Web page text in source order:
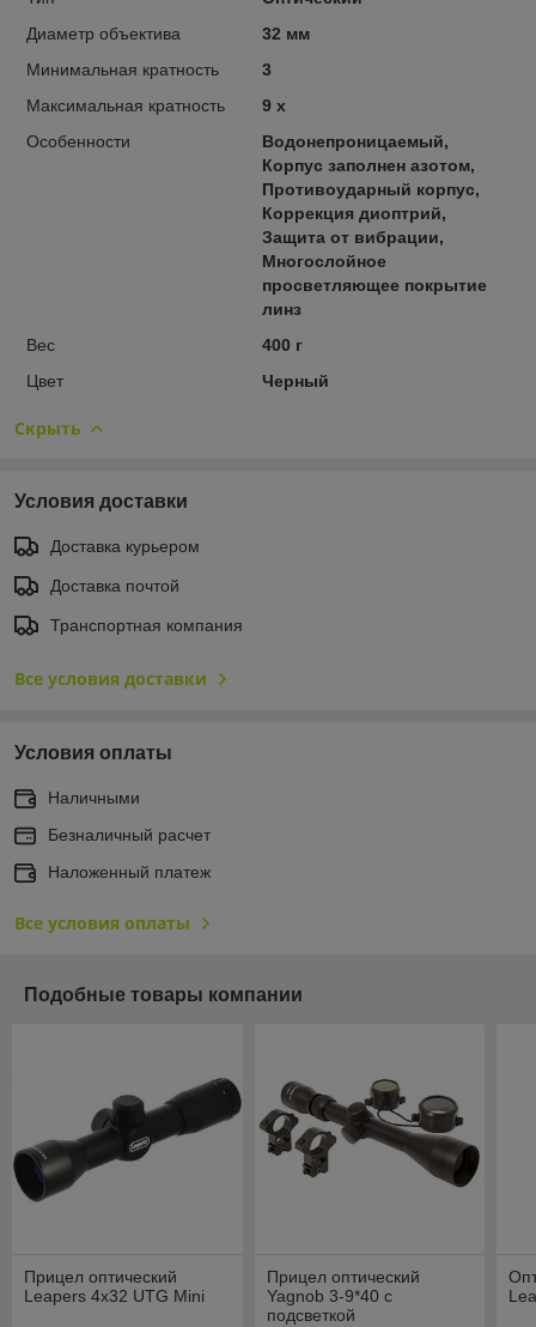
Диаметр объектива
32 мм
Минимальная кратность
3
Максимальная кратность
9 х
Особенности
Водонепроницаемый,
Корпус заполнен азотом,
Противоударный корпус,
Коррекция диоптрий,
Защита от вибрации,
Многослойное
просветляющее покрытие
линз
Вес
400 г
Цвет
Черный
Скрыть
Условия доставки
Доставка курьером
Доставка почтой
Транспортная компания
Все условия доставки
Условия оплаты
Наличными
Безналичный расчет
Наложенный платеж
Все условия оплаты
Подобные товары компании
Прицел оптический
Leapers 4x32 UTG Mini
Прицел оптический
Yagnob 3-9*40 с
подсветкой